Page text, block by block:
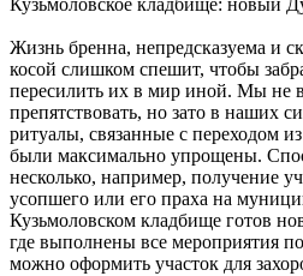
Кузьмоловское кладбище: новый
Жизнь бренна, непредсказуема и
косой слишком спешит, чтобы
пересилить их в мир иной. Мы не
препятствовать, но зато в наших
ритуалы, связанные с переходом
были максимально упрощены.
несколько, например, получение
усопшего или его праха на
Кузьмоловском кладбище готов
где выполнены все мероприятия
можно оформить участок для